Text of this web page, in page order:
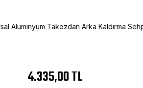
Aluminyum Takozdan Arka Kaldırma
4.335,00 TL